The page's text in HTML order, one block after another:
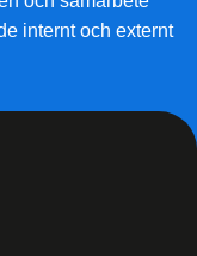
internt och externt